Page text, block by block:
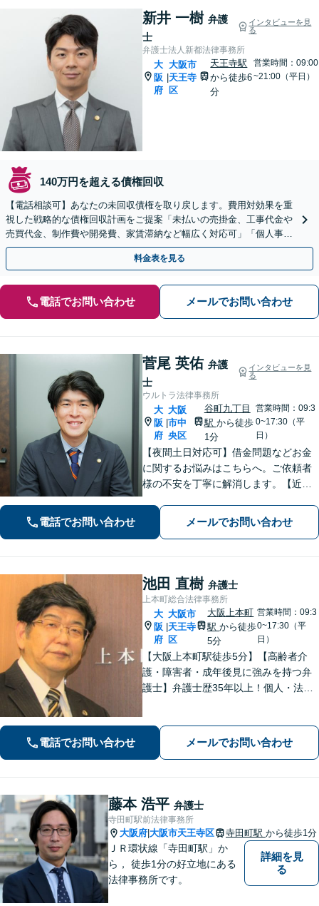
新井 一樹 弁護
士
インタビューを見
る
弁護士法人新都法律事務所
大
阪
府
大阪市
天王寺
区
天王寺駅
から徒歩6
分
営業時間：09:00
~21:00（平日）
140万円を超える債権回収
【電話相談可】あなたの未回収債権を取り戻します。費用対効果を重
視した戦略的な債権回収計画をご提案「未払いの売掛金、工事代金や
売買代金、制作費や開発費、家賃滞納など幅広く対応可」「個人事業
主・フリーランスも相談可」【休日・夜間相談可】
料金表を見る
電話でお問い合わせ メールでお問い合わせ
菅尾 英佑 弁護
士
インタビューを見
る
ウルトラ法律事務所
大
阪
府
|
大阪
市中
央区
谷町九丁目
駅 から徒歩
1分
営業時間：09:3
0~17:30（平
日）
【夜間土日対応可】借金問題などお金
に関するお悩みはこちらへ。ご依頼者
様の不安を丁寧に解消します。【近鉄
電話でお問い合わせ メールでお問い合わせ
池田 直樹 弁護士
上本町総合法律事務所
大
阪
府
大阪市
天王寺
区
大阪上本町
駅から徒歩
5分
営業時間：09:3
0~17:30（平
日）
【大阪上本町駅徒歩5分】【高齢者介
護・障害者・成年後見に強みを持つ弁
護士】弁護士歴35年以上！個人・法人
あなたの力になりますので、お気軽に
ご相談ください。
電話でお問い合わせ メールでお問い合わせ
藤本 浩平 弁護士
寺田町駅前法律事務所
大阪府 大阪市天王寺区 寺田町駅 から徒歩1分
ＪＲ環状線「寺田町駅」か
ら， 徒歩1分の好立地にある
法律事務所です。
詳細を見
る